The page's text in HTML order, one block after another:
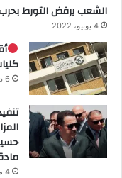
الشعب يرفض التورط
4 يونيو، 2022
6 ديسمبر، 2021
4 مايو، 2023